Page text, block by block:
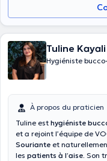
Clémence Jolly se fait de
Tuline Kayali
Hygiéniste
À propos du praticien
Tuline est hygiéniste
et a rejoint l’équipe de
Souriante et
les patients à l’aise. Son